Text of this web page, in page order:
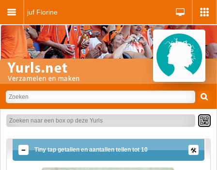
juf Florine
Tiny tap getallen en aantallen tellen tot 10